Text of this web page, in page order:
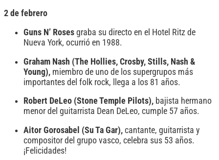
2 de febrero
Guns N’ Roses graba su directo en el Hotel Ritz de
Nueva York, ocurrió en 1988.
Graham Nash (The Hollies, Crosby, Stills, Nash &
Young), miembro de uno de los supergrupos más
importantes del folk rock, llega a los 81 años.
Robert DeLeo (Stone Temple Pilots), bajista hermano
menor del guitarrista Dean DeLeo, cumple 57 años.
Aitor Gorosabel (Su Ta Gar), cantante, guitarrista y
compositor del grupo vasco, celebra sus 53 años.
¡Felicidades!